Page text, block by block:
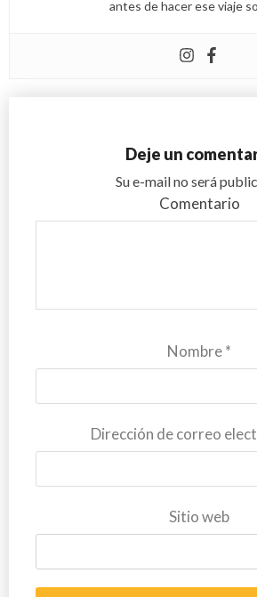
antes de hacer ese viaje
Deje un
Su e-mail no será
Comentario
Nombre*
Dirección de correo
Sitio web